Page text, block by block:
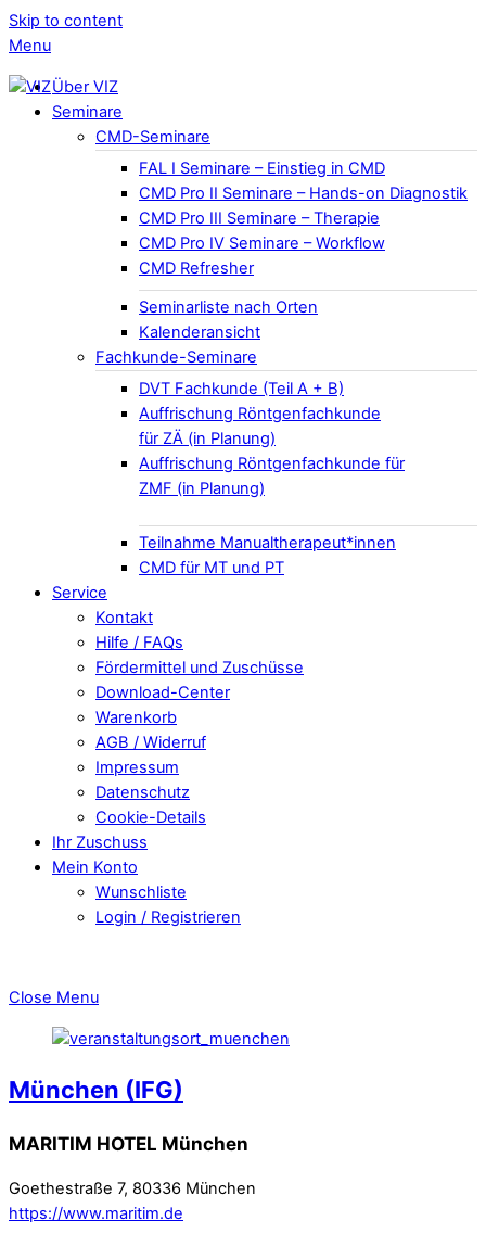
Skip to content
Menu
Über VIZ
Seminare
CMD-Seminare
FAL I Seminare – Einstieg in CMD
CMD Pro II Seminare – Hands-on Diagnostik
CMD Pro III Seminare – Therapie
CMD Pro IV Seminare – Workflow
CMD Refresher
Seminarliste nach Orten
Kalenderansicht
Fachkunde-Seminare
DVT Fachkunde (Teil A + B)
Auffrischung Röntgenfachkunde
für ZÄ (in Planung)
Auffrischung Röntgenfachkunde für
ZMF (in Planung)
Teilnahme Manualtherapeut*innen
CMD für MT und PT
Service
Kontakt
Hilfe / FAQs
Fördermittel und Zuschüsse
Download-Center
Warenkorb
AGB / Widerruf
Impressum
Datenschutz
Cookie-Details
Ihr Zuschuss
Mein Konto
Wunschliste
Login / Registrieren
Close Menu
München (IFG)
MARITIM HOTEL München
Goethestraße 7, 80336 München
https://www.maritim.de